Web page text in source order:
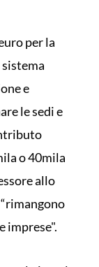
per la
e
le sedi e
o 40mila
allo
imprese".